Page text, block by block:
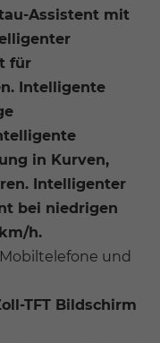
Assistent mit
für
Intelligente
in Kurven,
Intelligenter
bei niedrigen
h.
und
TFT Bildschirm